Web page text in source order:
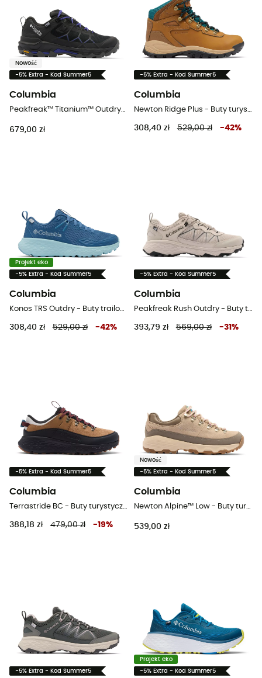
Nowość
-5% Extra - Kod Summer5
Columbia
Peakfreak™ Titanium™ Outdry™ - Buty turystyczne damskie
679,00 zł
-5% Extra - Kod Summer5
Columbia
Newton Ridge Plus - Buty turystyczne damskie
308,40 zł 529,00 zł -42%
Projekt eko
-5% Extra - Kod Summer5
Columbia
Konos TRS Outdry - Buty trailowe damskie
308,40 zł 529,00 zł -42%
-5% Extra - Kod Summer5
Columbia
Peakfreak Rush Outdry - Buty turystyczne meskie
393,79 zł 569,00 zł -31 %
-5% Extra - Kod Summer5
Columbia
Terrastride BC - Buty turystyczne meskie
388,18 zł 479,00 zł -19%
Nowość
-5% Extra - Kod Summer5
Columbia
Newton Alpine™ Low - Buty turystyczne damskie
539,00 zł
-5% Extra - Kod Summer5
Projekt eko
-5% Extra - Kod Summer5